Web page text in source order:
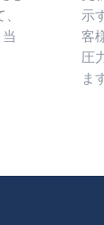
示
客
圧
ま